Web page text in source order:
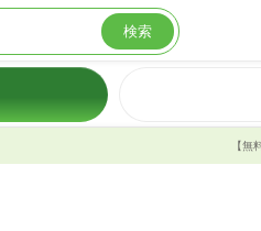
検索